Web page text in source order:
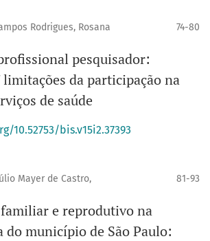
Rodrigues, Rosana
74-80
pesquisador:
da participação na
de saúde
10.52753/bis.v15i2.37393
Mayer de Castro,
81-93
e reprodutivo na
do município de São Paulo: